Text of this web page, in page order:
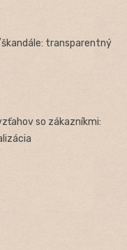
transparentný
so zákazníkmi: